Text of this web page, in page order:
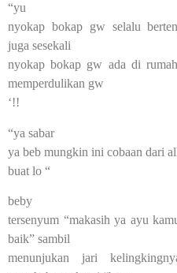
“yu
nyokap bokap gw selalu
juga sesekali
nyokap bokap gw ada di
memperdulikan gw
‘!!
“ya sabar
ya beb mungkin ini cobaan dari
buat lo “
beby
tersenyum “makasih ya ayu
baik” sambil
menunjukan jari